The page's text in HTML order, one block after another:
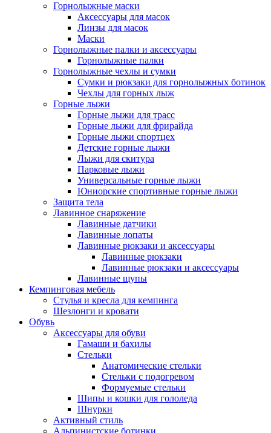
Горнолыжные маски
Аксессуары для масок
Линзы для масок
Маски
Горнолыжные палки и аксессуары
Горнолыжные палки
Горнолыжные чехлы и сумки
Сумки и рюкзаки для горнолыжных ботинок
Чехлы для горных лыж
Горные лыжи
Горные лыжи для трасс
Горные лыжи для фрирайда
Горные лыжи спортцех
Детские горные лыжи
Лыжи для скитура
Парковые лыжи
Универсальные горные лыжи
Юниорские спортивные горные лыжи
Защита тела
Лавинное снаряжение
Лавинные датчики
Лавинные лопаты
Лавинные рюкзаки и аксессуары
Лавинные рюкзаки
Лавинные рюкзаки и аксессуары
Лавинные щупы
Кемпинговая мебель
Стулья и кресла для кемпинга
Шезлонги и кровати
Обувь
Аксессуары для обуви
Гамаши и бахилы
Стельки
Анатомические стельки
Стельки с подогревом
Формуемые стельки
Шипы и кошки для гололеда
Шнурки
Активный стиль
Альпинистские ботинки